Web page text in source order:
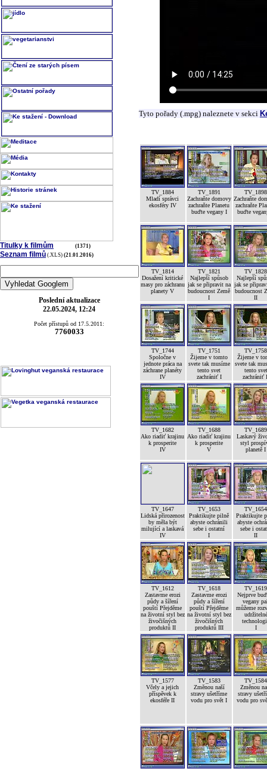
Titulky k filmům (1371)
Seznam filmů (.XLS) (21.01.2016)
Poslední aktualizace
22.05.2024, 12:24
Počet přístupů od 17.5.2011:
7760033
Tyto pořady (.mpg) naleznete v sekci
TV_1884
Mladí správci
ekosféry IV
TV_1891
Zachraňte domovy
zachraňte Planetu
buďte vegany I
TV_1898
Zachraňte
zachraňte
buďte
TV_1814
Dosažení kritické
masy pro záchranu
planety V
TV_1821
Najlepší spůsob
jak se připravit na
budoucnost Země
I
TV_1828
Najlepší
jak se
budoucnost
II
TV_1744
Spoločne v
jednote práca na
záchrane planéty
IV
TV_1751
Žijeme v tomto
svete tak musíme
tento svet
zachrániť I
TV_1758
Žijeme v
svete tak
tento svet
zachrániť
TV_1682
Ako riadiť krajinu
k prosperite
IV
TV_1688
Ako riadiť krajinu
k prosperite
V
TV_1689
Laskavý
styl
planetě I
TV_1647
Lidská přirozenost
by měla být
milující a laskavá
IV
TV_1653
Praktikujte pilně
abyste ochránili
sebe i ostatní
I
TV_1654
Praktikujte
abyste
sebe i
II
TV_1612
Zastavme erozi
půdy a šíření
pouští Přejděme
na životní styl bez
živočišných
produktů II
TV_1618
Zastavme erozi
půdy a šíření
pouští Přejděme
na životní styl bez
živočišných
produktů III
TV_1619
Nejprve
vegany
můžeme
udržitelné
I
TV_1577
Včely a jejich
příspěvek k
ekosféře II
TV_1583
Změnou naší
stravy ušetříme
vodu pro svět I
TV_1584
Změnou
stravy
vodu pro